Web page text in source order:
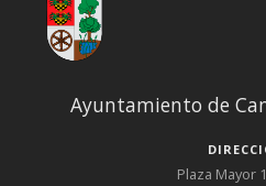
Ayuntamiento de
Plaza Mayor